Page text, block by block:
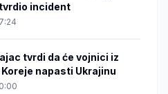
incident
tvrdi da će vojnici iz
napasti Ukrajinu